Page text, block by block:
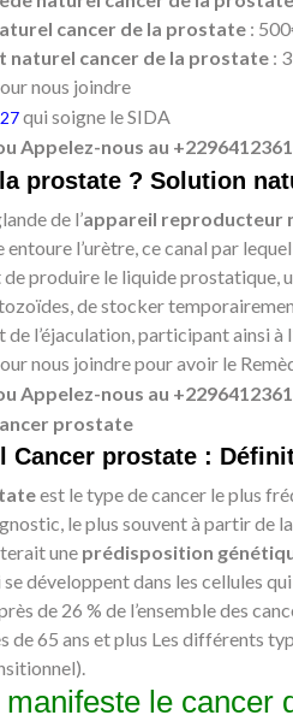
cancer de la prostate :
naturel cancer de la prostate :
nous joindre
qui soigne le SIDA
Appelez-nous au
prostate ? Solution
de l’appareil reproducteur
entoure l’urètre, ce canal par
produire le liquide prostatique,
de stocker
l’éjaculation, participant ainsi à
nous joindre pour avoir le
Appelez-nous au
prostate
Cancer prostate :
est le type de cancer le plus
le plus souvent à partir de
une prédisposition
développent dans les cellules
de 26 % de l’ensemble des
de 65 ans et plus Les différents
le cancer